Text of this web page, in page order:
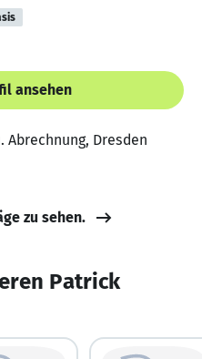
ansehen
Dresden
zu sehen.
Patrick